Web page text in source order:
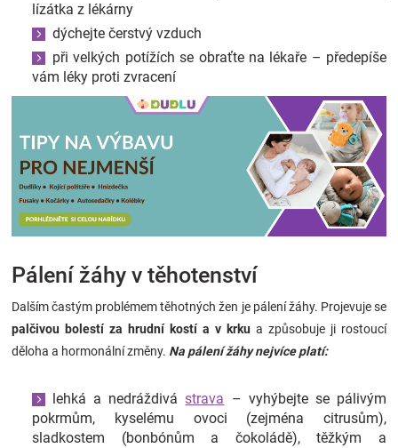
lízátka z lékárny
dýchejte čerstvý vzduch
při velkých potížích se obraťte na lékaře – předepíše
vám léky proti zvracení
Pálení žáhy v těhotenství
Dalším častým problémem těhotných žen je pálení žáhy. Projevuje se
palčivou bolestí za hrudní kostí a v krku a způsobuje ji rostoucí
děloha a hormonální změny. Na pálení žáhy nejvíce platí:
lehká a nedráždivástrava – vyhýbejte se pálivým
pokrmům, kyselému ovoci (zejména citrusům),
sladkostem (bonbónům a čokoládě), těžkým a